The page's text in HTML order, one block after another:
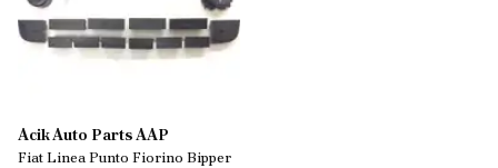
Acik Auto Parts AAP
Fiat Linea Punto Fiorino Bipper